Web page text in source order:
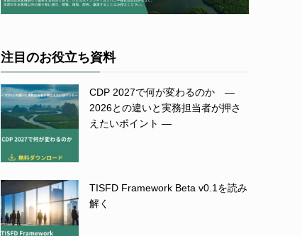
注目のお役立ち資料
CDP 2027で何が変わるのか ―
2026との違いと実務担当者が押さ
えたいポイント ―
TISFD Framework Beta v0.1を読み
解く